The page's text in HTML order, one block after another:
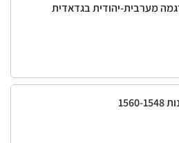
מערבית-יהודית בגדאדית